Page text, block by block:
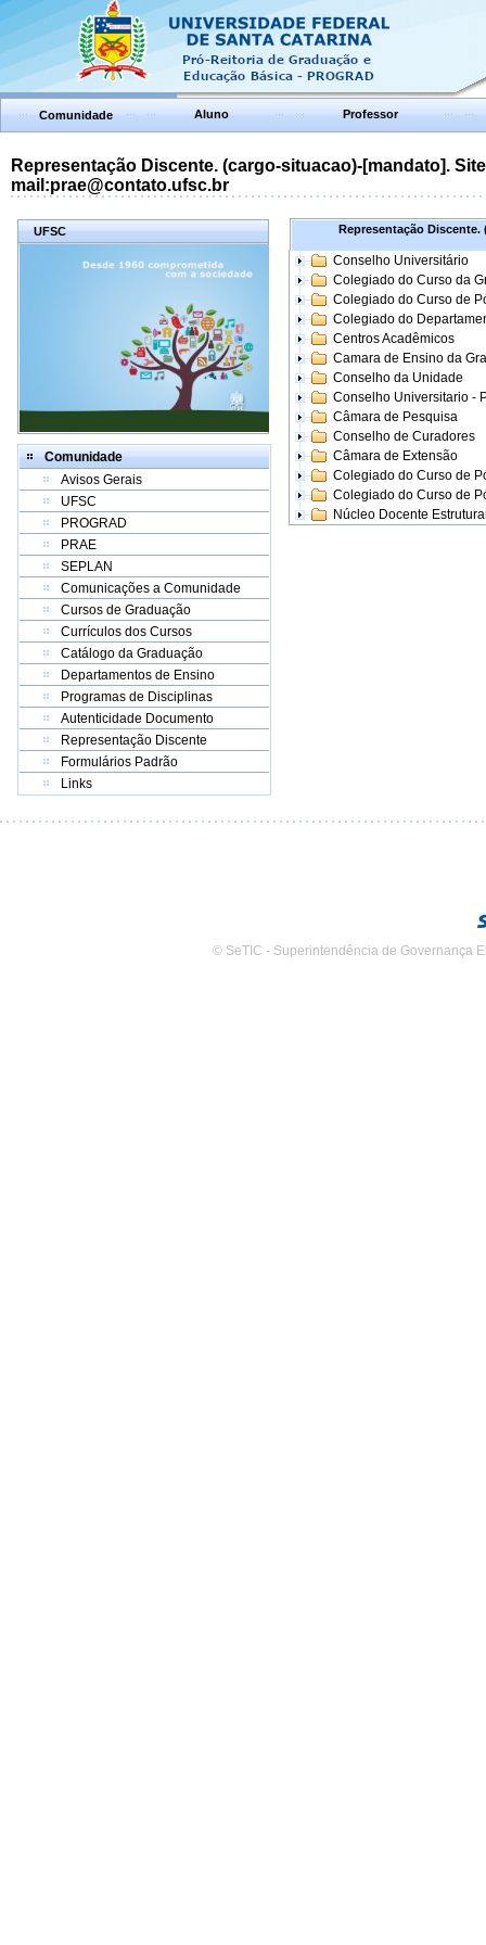
Comunidade Aluno Professor
Representação Discente. (cargo-situacao)-[mandato].
mail:prae@contato.ufsc.br
UFSC
Comunidade
Avisos Gerais
UFSC
PROGRAD
PRAE
SEPLAN
Comunicações a Comunidade
Cursos de Graduação
Currículos dos Cursos
Catálogo da Graduação
Departamentos de Ensino
Programas de Disciplinas
Autenticidade Documento
Representação Discente
Formulários Padrão
Links
Representação Discente.
Conselho Universitário
Colegiado do Curso da
Colegiado do Curso de
Colegiado do
Centros Acadêmicos
Camara de Ensino da
Conselho da Unidade
Conselho Universitario -
Câmara de Pesquisa
Conselho de Curadores
Câmara de Extensão
Colegiado do Curso de
Colegiado do Curso de
Núcleo Docente
© SeTIC - Superintendência de Governança